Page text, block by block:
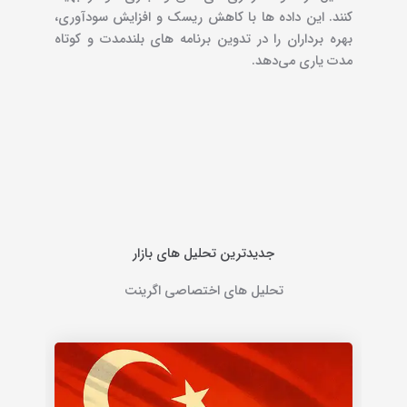
کنند. این داده‌ ها با کاهش ریسک و افزایش سودآوری،
بهره‌ برداران را در تدوین برنامه‌ های بلندمدت و کوتاه‌
مدت یاری می‌دهد.
جدیدترین تحلیل های بازار
تحلیل های اختصاصی اگرینت